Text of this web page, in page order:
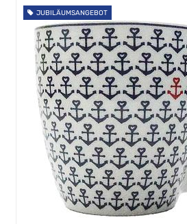
JUBILÄUMSANGEBOT